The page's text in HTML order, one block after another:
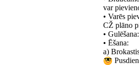
var
• Varēs
CŽ plāno
•
• Ēšana:
a)